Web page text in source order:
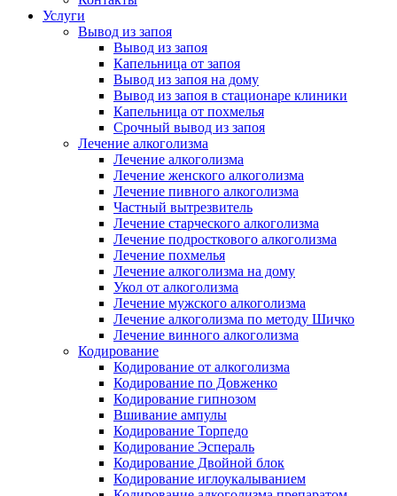
Услуги
Вывод из запоя
Вывод из запоя
Капельница от запоя
Вывод из запоя на дому
Вывод из запоя в стационаре клиники
Капельница от похмелья
Срочный вывод из запоя
Лечение алкоголизма
Лечение алкоголизма
Лечение женского алкоголизма
Лечение пивного алкоголизма
Частный вытрезвитель
Лечение старческого алкоголизма
Лечение подросткового алкоголизма
Лечение похмелья
Лечение алкоголизма на дому
Укол от алкоголизма
Лечение мужского алкоголизма
Лечение алкоголизма по методу Шичко
Лечение винного алкоголизма
Кодирование
Кодирование от алкоголизма
Кодирование по Довженко
Кодирование гипнозом
Вшивание ампулы
Кодирование Торпедо
Кодирование Эспераль
Кодирование Двойной блок
Кодирование иглоукалыванием